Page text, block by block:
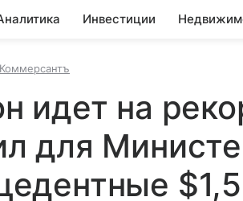
Инвестиции
Коммерсантъ
идет на
для